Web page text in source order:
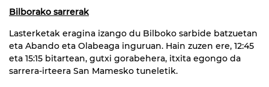
Bilborako sarrerak
Lasterketak eragina izango du Bilboko sarbide batzuetan
eta Abando eta Olabeaga inguruan. Hain zuzen ere, 12:45
eta 15:15 bitartean, gutxi gorabehera, itxita egongo da
sarrera-irteera San Mamesko tuneletik.